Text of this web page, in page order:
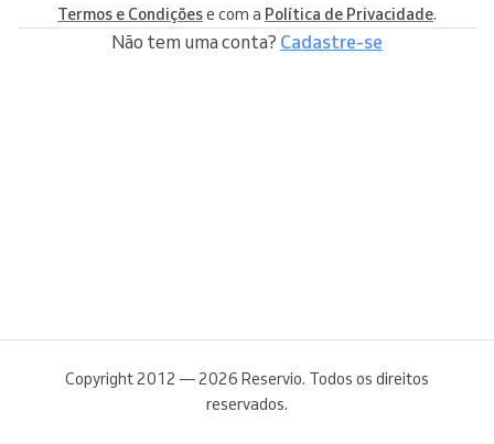
Termos e Condiçõese com a Política de Privacidade.
Não tem uma conta? Cadastre-se
Copyright 2012 — 2026 Reservio. Todos os direitos
reservados.